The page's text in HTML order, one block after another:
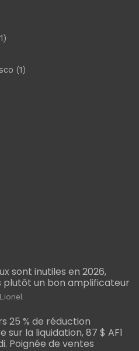
(1)
sont inutiles en 2026,
plutôt un bon amplificateur
Lionel
25 % de réduction
la liquidation, 87 $ AF1
Poignée de ventes